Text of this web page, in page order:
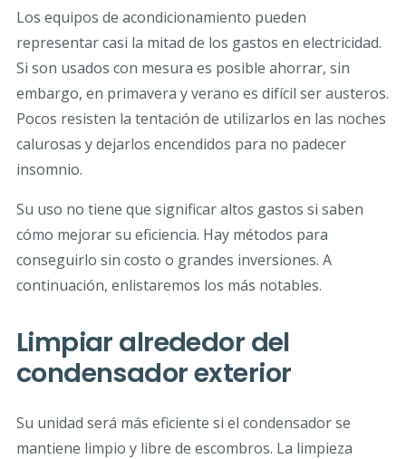
Los equipos de acondicionamiento pueden
representar casi la mitad de los gastos en electricidad.
Si son usados con mesura es posible ahorrar, sin
embargo, en primavera y verano es difícil ser austeros.
Pocos resisten la tentación de utilizarlos en las noches
calurosas y dejarlos encendidos para no padecer
insomnio.
Su uso no tiene que significar altos gastos si saben
cómo mejorar su eficiencia. Hay métodos para
conseguirlo sin costo o grandes inversiones. A
continuación, enlistaremos los más notables.
Limpiar alrededor del
condensador exterior
Su unidad será más eficiente si el condensador se
mantiene limpio y libre de escombros. La limpieza